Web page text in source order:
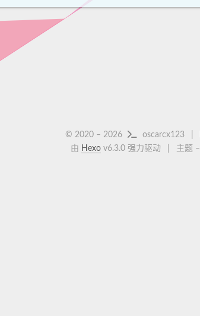
© 2020 – 2026 oscarcx123
由 Hexo v6.3.0 强力驱动 主题 –